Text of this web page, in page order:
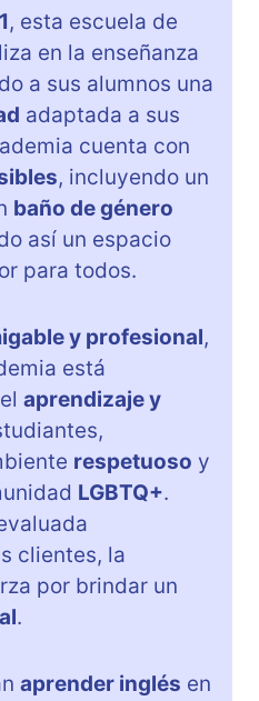
, esta escuela de
en la enseñanza
a sus alumnos una
adaptada a sus
cuenta con
, incluyendo un
baño de género
así un espacio
para todos.
y profesional,
está
aprendizaje y
respetuoso y
LGBTQ+.
clientes, la
por brindar un
.
aprender inglés en